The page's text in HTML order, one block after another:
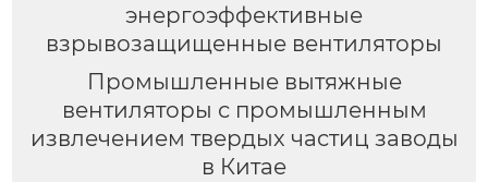
энергоэффективные
взрывозащищенные вентиляторы
Промышленные вытяжные
вентиляторы с промышленным
извлечением твердых частиц заводы
в Китае